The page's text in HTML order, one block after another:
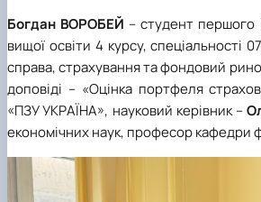
Богдан ВОРОБЕЙ – студент першого
вищої освіти 4 курсу, спеціальності
справа, страхування та фондовий
доповіді – «Оцінка портфеля
«ПЗУ УКРАЇНА», науковий керівник –
економічних наук, професор кафедри